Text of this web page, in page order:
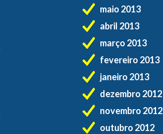
maio 2013
abril 2013
março 2013
fevereiro 2013
janeiro 2013
dezembro 2012
novembro 2012
outubro 2012